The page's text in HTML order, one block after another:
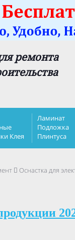
ремонта
Клея
Ламинат
Подложка
Плинтуса
Оснастка для